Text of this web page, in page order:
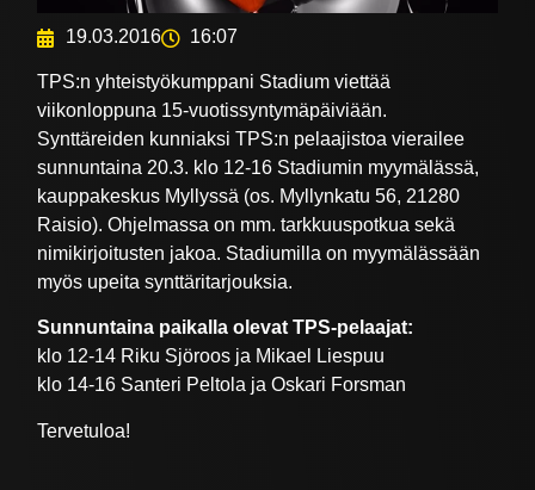
19.03.2016 16:07
TPS:n yhteistyökumppani Stadium viettää
viikonloppuna 15-vuotissyntymäpäiviään.
Synttäreiden kunniaksi TPS:n pelaajistoa vierailee
sunnuntaina 20.3. klo 12-16 Stadiumin myymälässä,
kauppakeskus Myllyssä (os. Myllynkatu 56, 21280
Raisio). Ohjelmassa on mm. tarkkuuspotkua sekä
nimikirjoitusten jakoa. Stadiumilla on myymälässään
myös upeita synttäritarjouksia.
Sunnuntaina paikalla olevat TPS-pelaajat:
klo 12-14 Riku Sjöroos ja Mikael Liespuu
klo 14-16 Santeri Peltola ja Oskari Forsman
Tervetuloa!